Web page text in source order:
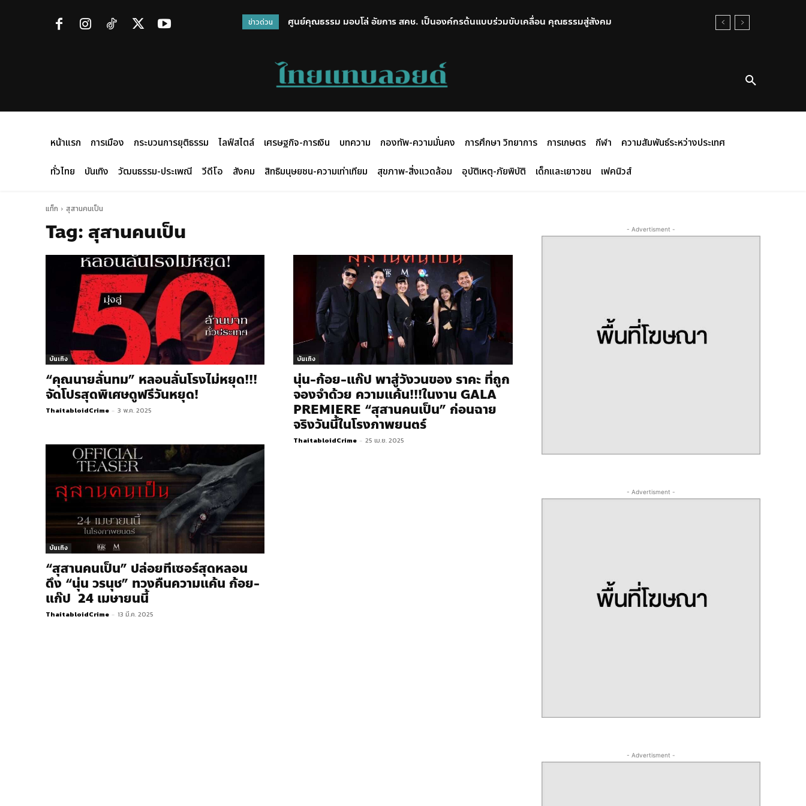
ข่าวด่วน ศูนย์คุณธรรม มอบโล่ อัยการ สคช. เป็นองค์กรต้นแบบร่วมขับเคลื่อน คุณธรรมสู่สังคม
หน้าแรก การเมือง กระบวนการยุติธรรม ไลฟ์สไตล์ เศรษฐกิจ-การเงิน บทความ กองทัพ-ความมั่นคง การศึกษา วิทยาการ การเกษตร กีฬา
ความสัมพันธ์ระหว่างประเทศ
ทั่วไทย
บันเทิง วัฒนธรรม-ประเพณี วีดีโอ สังคม สิทธิมนุษยชน-ความเท่าเทียม สุขภาพ-สิ่งแวดล้อม อุบัติเหตุ-ภัยพิบัติ เด็กและเยาวชน เฟคนิวส์
แท็ก สุสานคนเป็น
Tag:สุสานคนเป็น
บันเทิง
“คุณนายลั่นทม” หลอนลั่นโรงไม่หยุด!!!
จัดโปรสุดพิเศษดูฟรีวันหยุด!
ThaitabloidCrime - 3 พ.ค. 2025
บันเทิง
นุ่น-ก้อย-แก๊ป พาสู่วังวนของ ราคะ ที่ถูก
จองจำด้วย ความแค้น!!!ในงาน GALA
PREMIERE “สุสานคนเป็น” ก่อนฉาย
จริงวันนี้ในโรงภาพยนตร์
ThaitabloidCrime - 25 เม.ย. 2025
บันเทิง
“สุสานคนเป็น” ปล่อยทีเซอร์สุดหลอน
ดึง “นุ่น วรนุช” ทวงคืนความแค้น ก้อย-
แก๊ป 24 เมษายนนี้
ThaitabloidCrime - 13 มี.ค. 2025
- Advertisment -
- Advertisment -
- Advertisment -